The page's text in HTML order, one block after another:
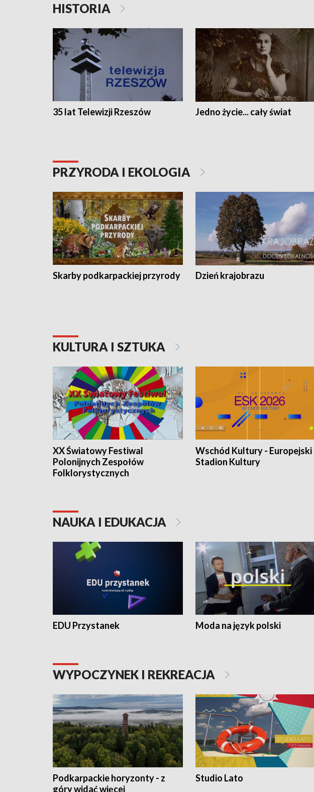
HISTORIA
35 lat Telewizji Rzeszów Jedno życie... cały świat
PRZYRODA I EKOLOGIA
Skarby podkarpackiej przyrody Dzień krajobrazu
KULTURA I SZTUKA
XX Światowy Festiwal
Polonijnych Zespołów
Folklorystycznych
Wschód Kultury - Europejski
Stadion Kultury
NAUKA I EDUKACJA
EDU Przystanek Moda na język polski
WYPOCZYNEK I REKREACJA
Podkarpackie horyzonty - z
góry widać więcej
Studio Lato